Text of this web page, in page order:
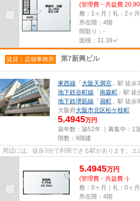
(管理費・共益費
敷：1ヶ月｜礼：2ヶ月
所在階：4階
間取り：-
面積：31.39㎡
賃貸｜店舗事務所 第7新興ビル
東西線 「 大阪天満宮 」駅 徒歩
地下鉄谷町線 「 南森町 」駅 徒
地下鉄堺筋線 「 扇町 」駅 徒歩
大阪府大阪市北区松ケ枝町
5.4945万円
築年数：築52年 ｜募集中： 1
階数：9階建
周辺には、徒歩3分で利用できる駅があります。エ
5.4945万円
(管理費・共益費 -)
敷：0ヶ月｜礼：0ヶ月
所在階：4階